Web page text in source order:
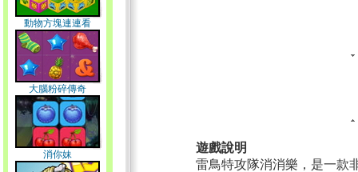
動物方塊連連看
大腦粉碎傳奇
消你妹
遊戲說明
雷鳥特攻隊消消樂，是一款